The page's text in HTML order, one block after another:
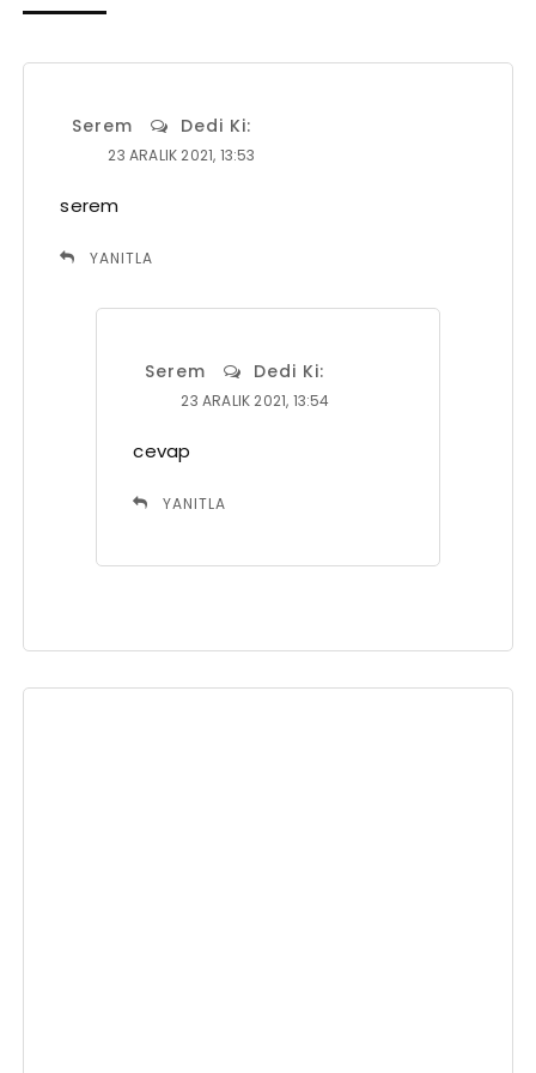
Serem Dedi Ki:
23 ARALIK 2021, 13:53
serem
YANITLA
Serem Dedi Ki:
23 ARALIK 2021, 13:54
cevap
YANITLA